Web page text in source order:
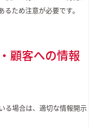
ため注意が必要です。
顧客への情報
る場合は、適切な情報開示